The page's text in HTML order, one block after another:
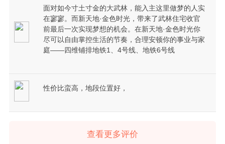
面对如今寸土寸金的大武林，能入主这里做梦的人实
在寥寥。而新天地·金色时光，带来了武林住宅收官
前最后一次实现梦想的机会。在新天地·金色时光你
尽可以自由掌控生活的节奏，合理安顿你的事业与家
庭——四维铺排地铁1、4号线、地铁6号线
性价比蛮高，地段位置好，
查看更多评价